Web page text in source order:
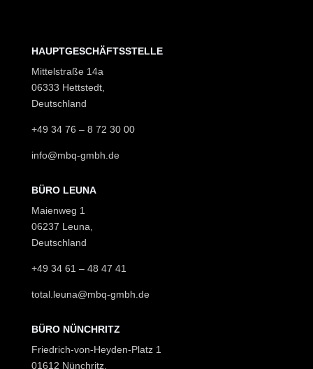
HAUPTGESCHÄFTSSTELLE
Mittelstraße 14a
06333 Hettstedt,
Deutschland
+49 34 76 – 8 72 30 00
info@mbq-gmbh.de
BÜRO LEUNA
Maienweg 1
06237 Leuna,
Deutschland
+49 34 61 – 48 47 41
total.leuna@mbq-gmbh.de
BÜRO NÜNCHRITZ
Friedrich-von-Heyden-Platz 1
01612 Nünchritz,